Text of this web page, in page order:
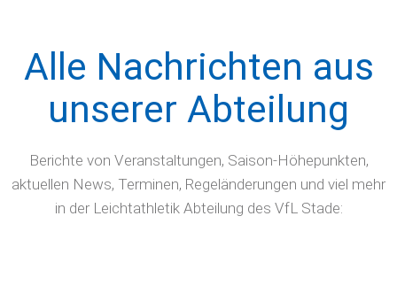
Alle Nachrichten aus
unserer Abteilung
Berichte von Veranstaltungen, Saison-Höhepunkten,
aktuellen News, Terminen, Regeländerungen und viel mehr
in der Leichtathletik Abteilung des VfL Stade: